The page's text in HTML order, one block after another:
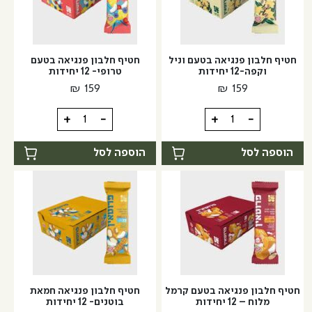
גרם)
-
TOP
(60
גרם)
-
PRO
חטיף חלבון פנגיאה בטעם וניל
וקפה-12 יחידות
₪ 159
-
כמות
של
חטיף
חלבון
פנגיאה
בטעם
וניל
וקפה-12
יחידות
+
הוספה לסל
חטיף חלבון פנגיאה בטעם
טרופי- 12 יחידות
₪ 159
-
כמות
של
חטיף
חלבון
פנגיאה
בטעם
טרופי-
12
יחידות
+
הוספה לסל
חטיף חלבון פנגיאה בטעם קרמל
מלוח – 12 יחידות
חטיף חלבון פנגיאה חמאת
בוטנים- 12 יחידות